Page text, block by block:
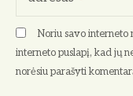
Noriu savo interneto
interneto puslapį, kad jų
norėsiu parašyti